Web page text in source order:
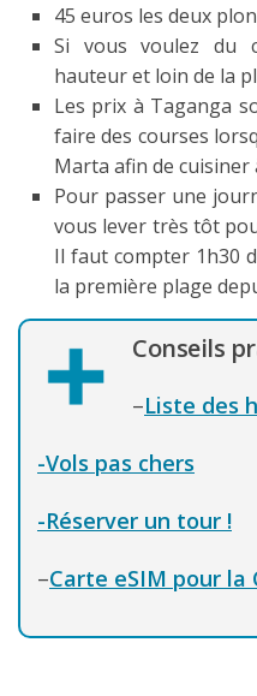
45 euros les deux
Si vous voulez du
hauteur et loin de la
Les prix à Taganga
faire des courses
Marta afin de cuisiner
Pour passer une
vous lever très tôt
Il faut compter 1h30
la première plage
Conseils
–Liste des
-Vols pas chers
-Réserver un tour !
–Carte eSIM pour la